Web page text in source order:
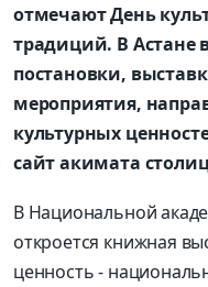
отмечают День
традиций. В Астане
постановки,
мероприятия,
культурных
сайт акимата
В Национальной
откроется книжная
ценность -